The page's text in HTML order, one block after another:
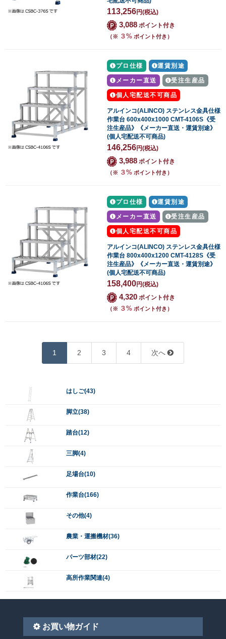
113,256円(税込)
3,088 ポイント付き
（※ ３% ポイント付き）
プロ仕様 運賃別途
メーカー直送 受注生産品
個人宅配送不可商品
アルインコ(ALINCO) ステンレス金具仕様
作業台 600x400x1000 CMT-4106S《受
注生産品》《メーカー直送・運賃別途》
(個人宅配送不可商品)
146,256円(税込)
3,988 ポイント付き
（※ ３% ポイント付き）
プロ仕様 運賃別途
メーカー直送 受注生産品
個人宅配送不可商品
アルインコ(ALINCO) ステンレス金具仕様
作業台 800x400x1200 CMT-4128S《受
注生産品》《メーカー直送・運賃別途》
(個人宅配送不可商品)
158,400円(税込)
4,320 ポイント付き
（※ ３% ポイント付き）
1 2 3 4 次へ
はしご(43)
脚立(38)
踏台(12)
三脚(4)
足場台(10)
作業台(166)
その他(4)
農業・運搬機材(36)
パーツ部材(22)
高所作業関連(4)
お買い物ガイド